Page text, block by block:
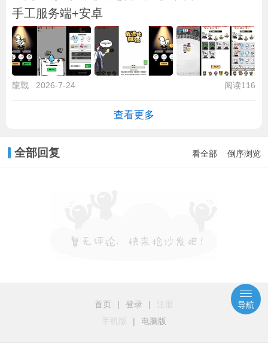
手工服务端+安卓
龍戰 2026-7-24 阅读116
查看更多
全部回复 看全部 倒序浏览
首页 | 登录 |
手机版
| 电脑版
导航